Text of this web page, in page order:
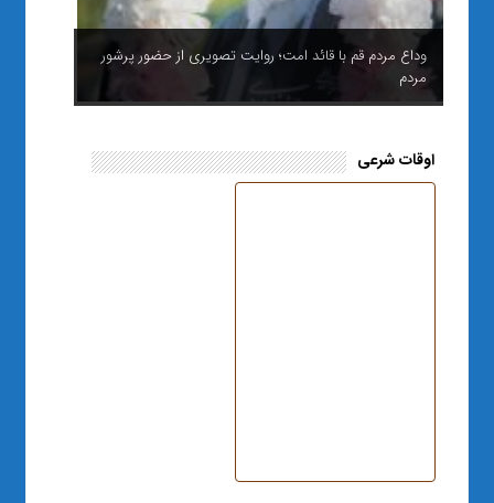
وداع مردم قم با قائد امت؛ روایت تصویری از حضور پرشور
مردم
اوقات شرعی